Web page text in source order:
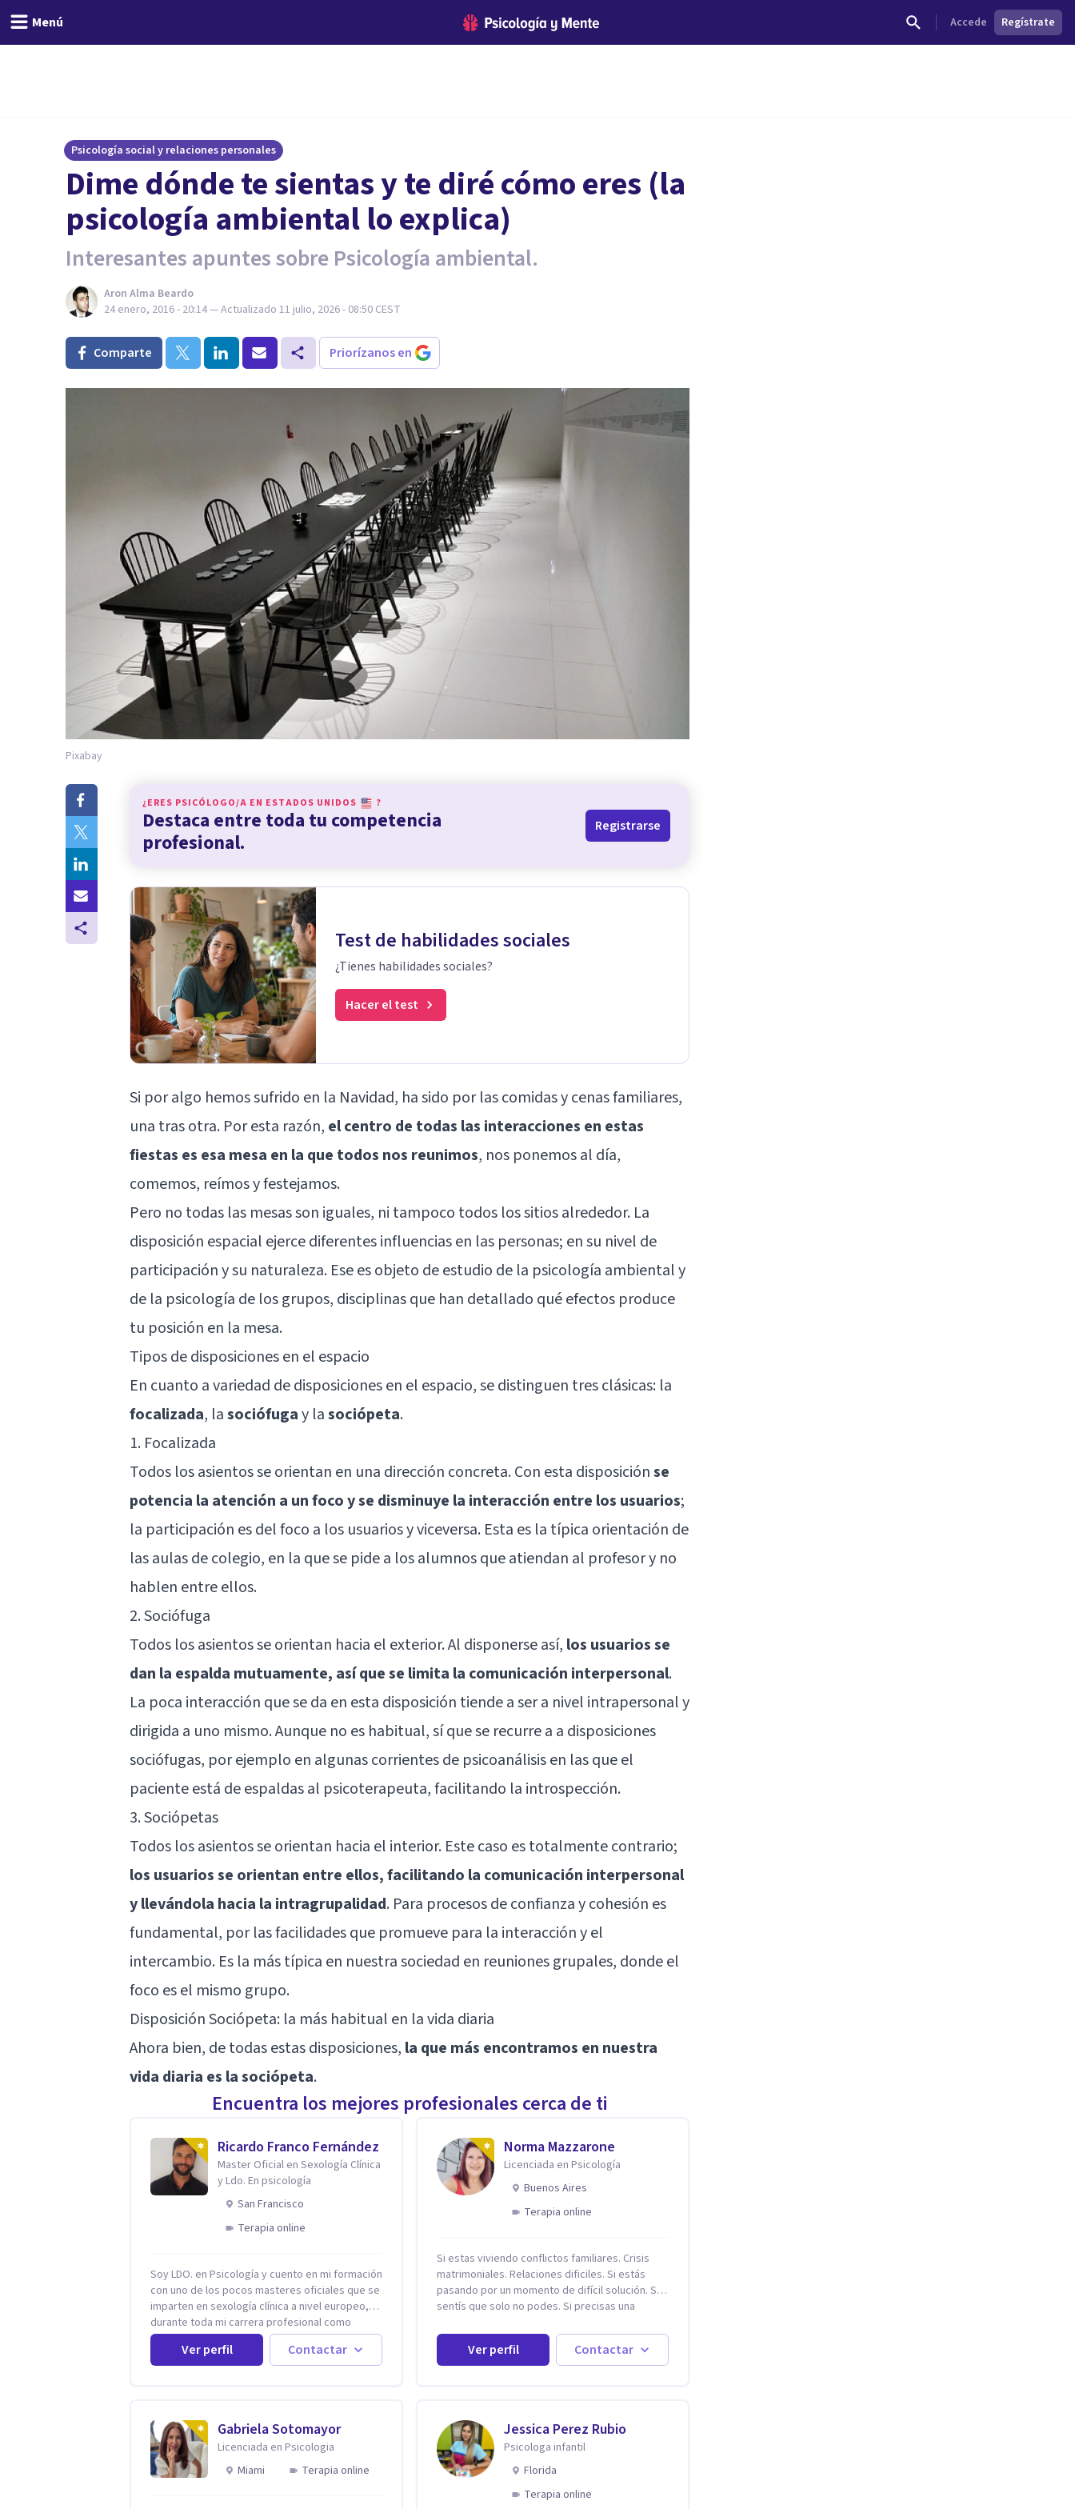
Menú Accede Regístrate
Psicología social y relaciones personales
​Dime dónde te sientas y te diré cómo eres (la
psicología ambiental lo explica)
Interesantes apuntes sobre Psicología ambiental.
Aron Alma Beardo
24 enero, 2016 - 20:14— Actualizado 11 julio, 2026 - 08:50 CEST
Comparte Priorízanos en
Pixabay
¿ERES PSICÓLOGO/A EN ESTADOS UNIDOS ?
Destaca entre toda tu competencia
profesional.
Registrarse
Test de habilidades sociales
¿Tienes habilidades sociales?
Hacer el test
Si por algo hemos sufrido en la Navidad, ha sido por las comidas y cenas familiares,
una tras otra. Por esta razón, el centro de todas las interacciones en estas
fiestas es esa mesa en la que todos nos reunimos, nos ponemos al día,
comemos, reímos y festejamos.
Pero no todas las mesas son iguales, ni tampoco todos los sitios alrededor. La
disposición espacial ejerce diferentes influencias en las personas; en su nivel de
participación y su naturaleza. Ese es objeto de estudio de la psicología ambiental y
de la psicología de los grupos, disciplinas que han detallado qué efectos produce
tu posición en la mesa.
Tipos de disposiciones en el espacio
En cuanto a variedad de disposiciones en el espacio, se distinguen tres clásicas: la
focalizada, lasociófugay lasociópeta.
1. Focalizada
Todos los asientos se orientan en una dirección concreta. Con esta disposiciónse
potencia la atención a un foco y se disminuye la interacción entre los usuarios;
la participación es del foco a los usuarios y viceversa. Esta es la típica orientación de
las aulas de colegio, en la que se pide a los alumnos que atiendan al profesor y no
hablen entre ellos.
2. Sociófuga
Todos los asientos se orientan hacia el exterior. Al disponerse así, los usuarios se
dan la espalda mutuamente, así que se limita la comunicación interpersonal.
La poca interacción que se da en esta disposición tiende a ser a nivel intrapersonal y
dirigida a uno mismo. Aunque no es habitual, sí que se recurre a a disposiciones
sociófugas, por ejemplo en algunas corrientes de psicoanálisis en las que el
paciente está de espaldas al psicoterapeuta, facilitando la introspección.
3. Sociópetas
Todos los asientos se orientan hacia el interior. Este caso es totalmente contrario;
los usuarios se orientan entre ellos, facilitando la comunicación interpersonal
y llevándola hacia la intragrupalidad. Para procesos de confianza y cohesión es
fundamental, por las facilidades que promueve para la interacción y el
intercambio. Es la más típica en nuestra sociedad en reuniones grupales, donde el
foco es el mismo grupo.
Disposición Sociópeta: la más habitual en la vida diaria
Ahora bien, de todas estas disposiciones, la que más encontramos en nuestra
vida diaria es la sociópeta.
Encuentra los mejores profesionales cerca de ti
Ricardo Franco Fernández
Master Oficial en Sexología Clínica
y Ldo. En psicología
San Francisco
Terapia online
Soy LDO. en Psicología y cuento en mi formación
con uno de los pocos masteres oficiales que se
imparten en sexología clínica a nivel europeo,
durante toda mi carrera profesional como
psicólogo-sexólogo he estado enfocado en la
terapia sexual desde una perspectiva
multidisciplinar BIO-PSICO-SOCIAL ya que
otros factores la terapia puede no funcionar al
tener una visión demasiado simplista,
excluyendo de antemano otros factores que
pueden influir. Mi intención es ayudar para
conseguir una mejora global de tu sexualidad,
Ver perfil Contactar
Norma Mazzarone
Licenciada en Psicología
Buenos Aires
Terapia online
Si estas viviendo conflictos familiares. Crisis
matrimoniales. Relaciones dificiles. Si estás
pasando por un momento de difícil solución. Si
sentís que solo no podes. Si precisas una
precisás comprensión. Si no logras definir
proyectos, objetivos, sueños, deseos. Si
pensás que lo que te pasa no es tan grave, pero
pasando. No dudes en comunicarte a fin de
comenzar a resolver la situación que está
generando esa angustia.
Ver perfil Contactar
Gabriela Sotomayor
Licenciada en Psicologia
Miami
Terapia online
Jessica Perez Rubio
Psicologa infantil
Florida
Terapia online